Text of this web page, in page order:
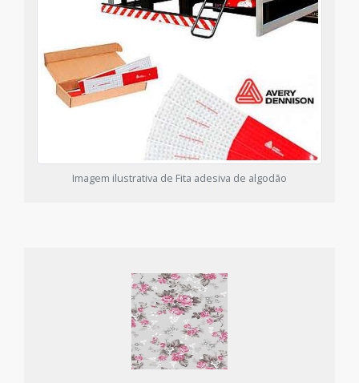
Imagem ilustrativa de Fita adesiva de algodão